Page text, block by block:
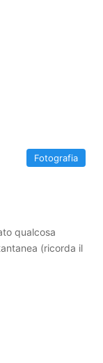
Fotografia
qualcosa
(ricorda il